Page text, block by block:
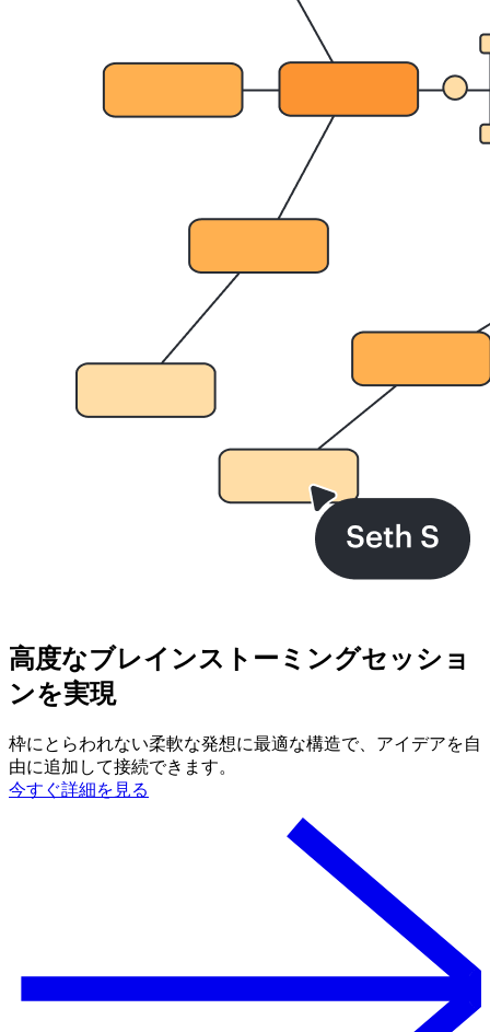
高度なブレインストーミングセッショ
ンを実現
枠にとらわれない柔軟な発想に最適な構造で、アイデアを自
由に追加して接続できます。
今すぐ詳細を見る